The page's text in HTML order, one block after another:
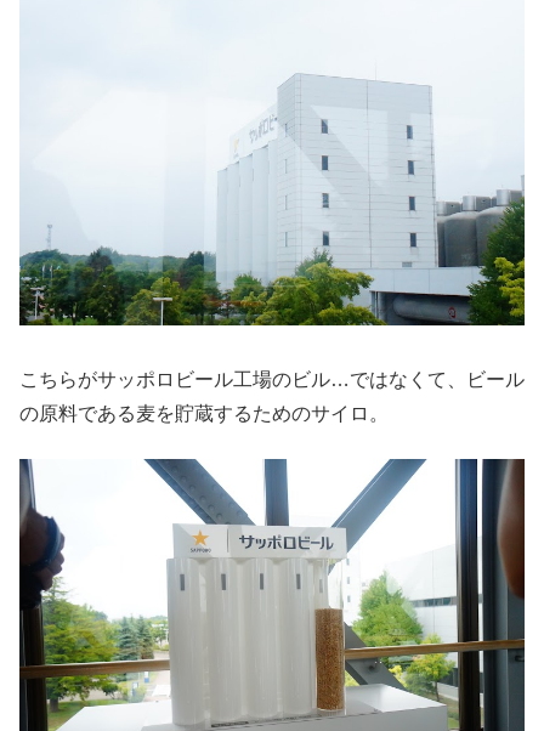
こちらがサッポロビール工場のビル…ではなくて、ビール
の原料である麦を貯蔵するためのサイロ。